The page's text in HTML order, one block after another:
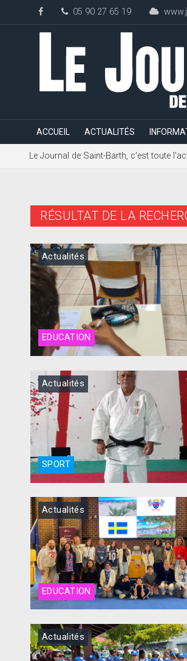
05 90 27 65 19
ACCUEIL ACTUALITÉS
Le Journal de Saint-Barth, c'est toute
RÉSULTAT DE LA
EDUCATION
Actualités
SPORT
Actualités
EDUCATION
Actualités
Actualités